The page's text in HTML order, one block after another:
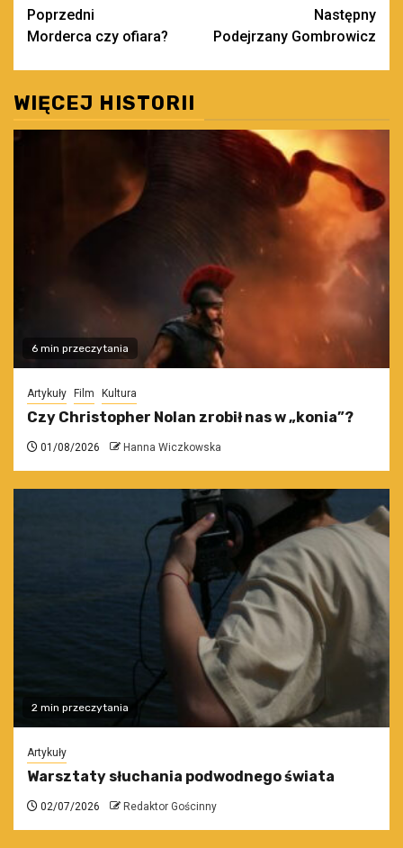
Zobacz
wpisy
Poprzedni
Morderca czy ofiara?
Następny
Podejrzany Gombrowicz
WIĘCEJ HISTORII
6 min przeczytania
Artykuły Film Kultura
Czy Christopher Nolan zrobił nas w „konia”?
01/08/2026 Hanna Wiczkowska
2 min przeczytania
Artykuły
Warsztaty słuchania podwodnego świata
02/07/2026 Redaktor Gościnny